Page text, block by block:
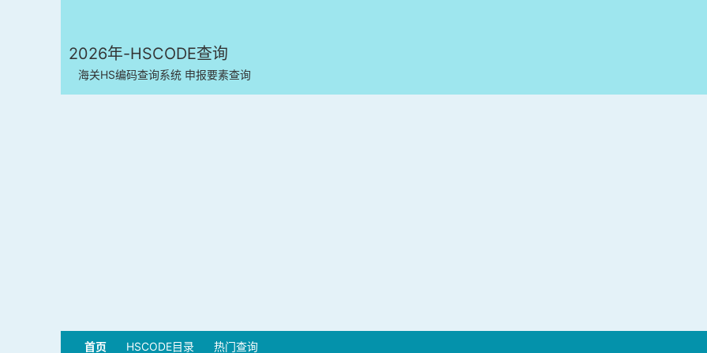
2026年-HSCODE查询
海关HS编码查询系统 申报要素查询
首页 HSCODE目录 热门查询